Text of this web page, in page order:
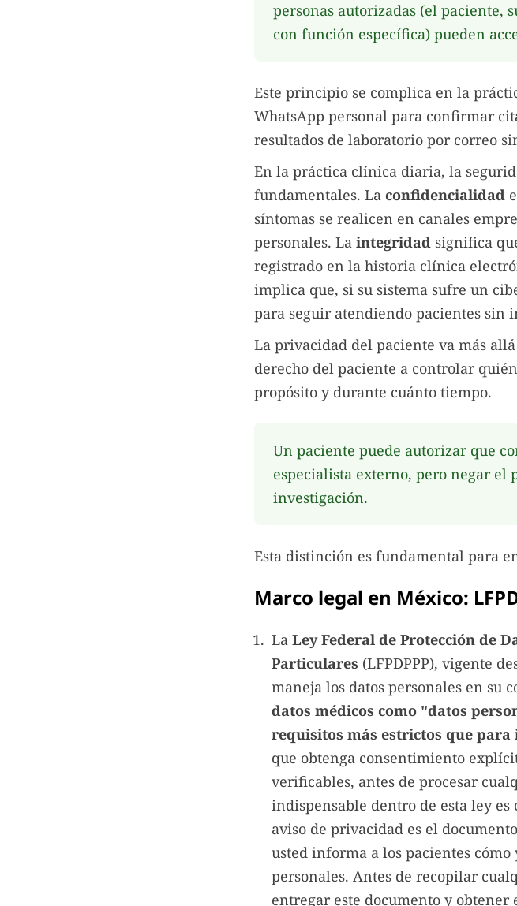
personas autorizadas (el paciente,
con función específica) pueden
Este principio se complica en la
WhatsApp personal para confirmar
resultados de laboratorio por correo
En la práctica clínica diaria, la
fundamentales. La confidencialidad
síntomas se realicen en canales
personales. La integridad significa
registrado en la historia clínica
implica que, si su sistema sufre un
para seguir atendiendo pacientes sin
La privacidad del paciente va más
derecho del paciente a controlar
propósito y durante cuánto tiempo.
Un paciente puede autorizar que
especialista externo, pero negar el
investigación.
Esta distinción es fundamental para
Marco legal en México:
La Ley Federal de Protección de
Particulares (LFPDPPP), vigente
maneja los datos personales en su
datos médicos como "datos
requisitos más estrictos que
que obtenga consentimiento
verificables, antes de procesar
indispensable dentro de esta ley es
aviso de privacidad es el
usted informa a los pacientes
personales. Antes de recopilar
entregar este documento y